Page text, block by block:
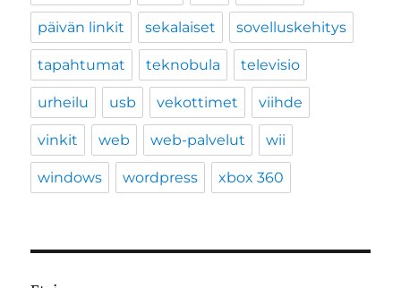
päivän linkit sekalaiset sovelluskehitys
tapahtumat teknobula televisio
urheilu usb vekottimet viihde
vinkit web web-palvelut wii
windows wordpress xbox 360